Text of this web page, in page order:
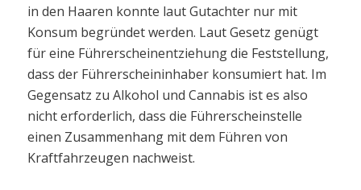
in den Haaren konnte laut Gutachter nur mit
Konsum begründet werden. Laut Gesetz genügt
für eine Führerscheinentziehung die Feststellung,
dass der Führerscheininhaber konsumiert hat. Im
Gegensatz zu Alkohol und Cannabis ist es also
nicht erforderlich, dass die Führerscheinstelle
einen Zusammenhang mit dem Führen von
Kraftfahrzeugen nachweist.